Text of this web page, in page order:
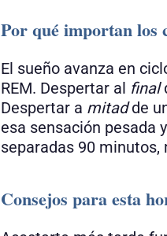
Por qué importan los
El sueño avanza en
REM. Despertar al final
Despertar a mitadde
esa sensación pesada
separadas 90
Consejos para esta